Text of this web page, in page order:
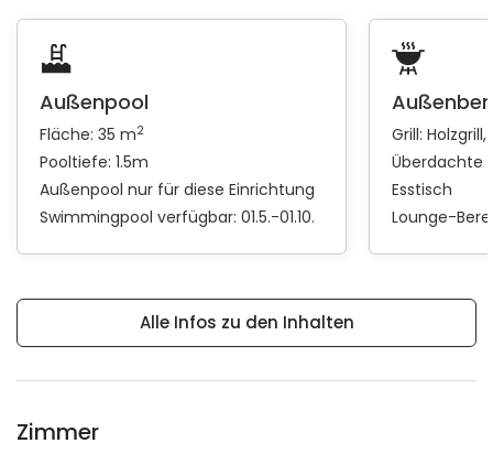
Außenpool
Fläche: 35 m2
Pooltiefe: 1.5m
Außenpool nur für diese Einrichtung
Swimmingpool verfügbar: 01.5.-01.10.
Grill: Holzgrill
Überdachte
Esstisch
Lounge-
Alle Infos zu den Inhalten
Zimmer